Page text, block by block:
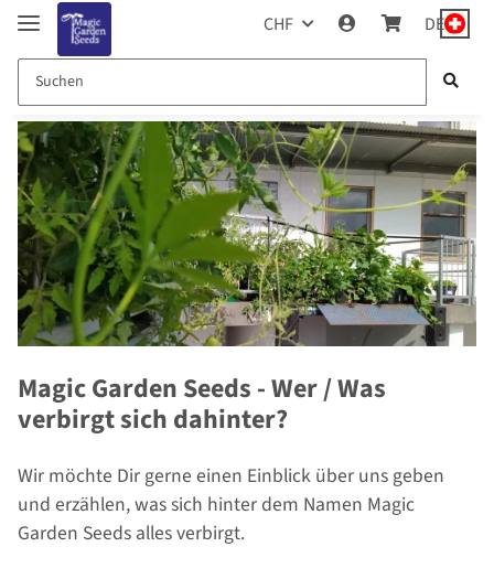
CHF DE
Magic Garden Seeds - Wer / Was
verbirgt sich dahinter?
Wir möchte Dir gerne einen Einblick über uns geben
und erzählen, was sich hinter dem Namen Magic
Garden Seeds alles verbirgt.